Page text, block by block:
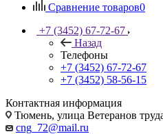
Сравнение товаров0
+7 (3452) 67-72-67
Назад
Телефоны
+7 (3452) 67-72-67
+7 (3452) 58-56-15
Контактная информация
Тюмень, улица Ветеранов
cng_72@mail.ru